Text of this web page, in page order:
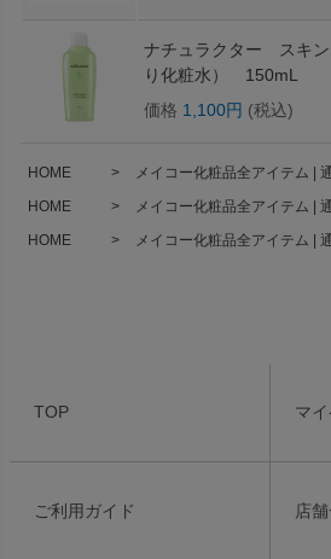
ナチュラクター スキン
り化粧水） 150mL
価格 1,100円 (税込)
HOME メイコー化粧品全アイテム |
HOME
メイコー化粧品全アイテム |
HOME
メイコー化粧品全アイテム |
TOP マ
ご利用ガイド 店